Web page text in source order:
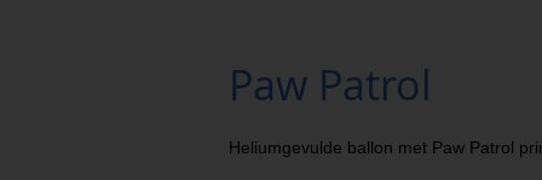
Paw Patrol
Heliumgevulde ballon met Paw Patrol